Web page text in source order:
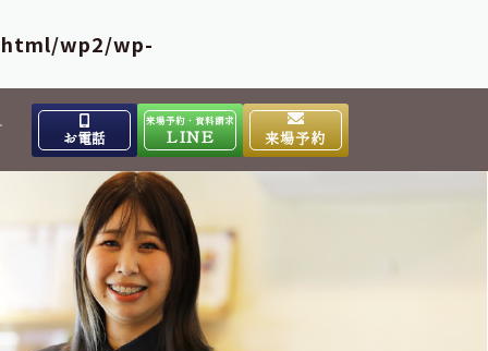
wp2/wp-
お電話
出雲高岡体感ギャラリー
0853-31-4133
9:00～17:00
水曜日
大田ショールーム
0854-86-8640
9:00～17:00
定休日 日曜日
来場予約・資料請求
LINE 来場予約